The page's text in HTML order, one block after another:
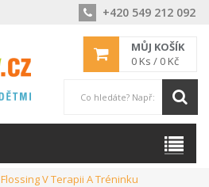
+420 549 212 092
MŮJ KOŠÍK
0 Ks / 0 Kč
Flossing V Terapii A Tréninku